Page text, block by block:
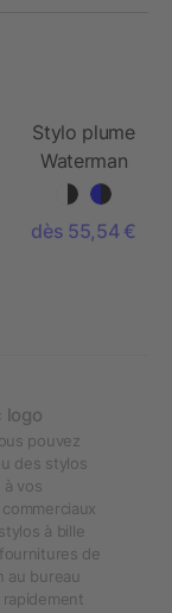
Stylo plume
Waterman
Hemisphere
habillage
dès 55,54 €
logo
pouvez
des stylos
vos
à bille
de
au bureau
rapidement